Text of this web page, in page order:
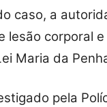
caso, a
lesão corporal
Maria da
pela